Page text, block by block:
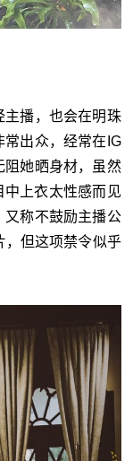
主播，也会在明珠
出众，经常在IG
阻她晒身材，虽然
上衣太性感而见
又称不鼓励主播公
，但这项禁令似乎